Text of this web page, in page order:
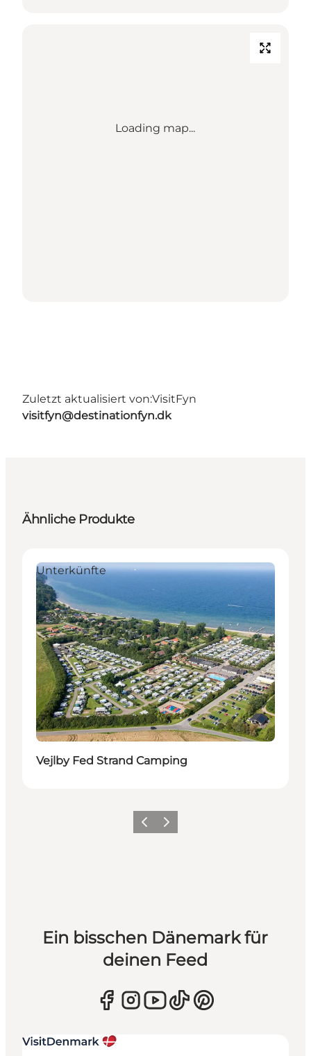
Loading map...
Zuletzt aktualisiert von:VisitFyn
visitfyn@destinationfyn.dk
Ähnliche Produkte
Unterkünfte
Vejlby Fed Strand Camping
ZurückWeiter
Ein bisschen Dänemark für
deinen Feed